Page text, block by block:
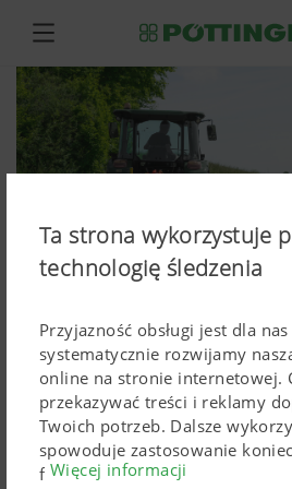
Ta strona wykorzystuje
technologię śledzenia
Przyjazność obsługi jest dla
systematycznie rozwijamy
online na stronie internetowej.
przekazywać treści i reklamy
Twoich potrzeb. Dalsze
spowoduje zastosowanie
funkcjonowania Cokkies.
Więcej informacji
NOVADISC 262
Zdjęcia (wysokiej rozdzielczości)